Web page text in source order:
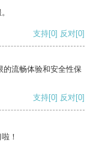
支持[0] 反对[0]
的流畅体验和安全性保
支持[0] 反对[0]
！